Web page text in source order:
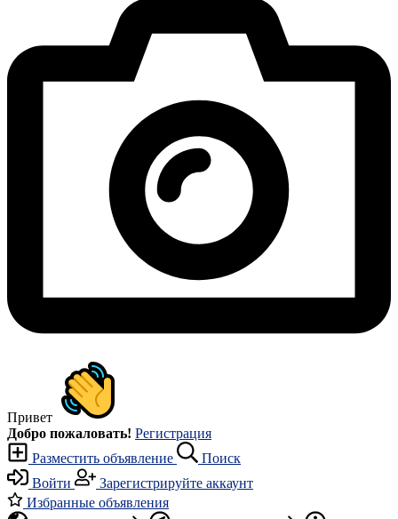
Привет
Добро пожаловать! Регистрация
Разместить объявление
Поиск
Войти
Зарегистрируйте аккаунт
Избранные объявления